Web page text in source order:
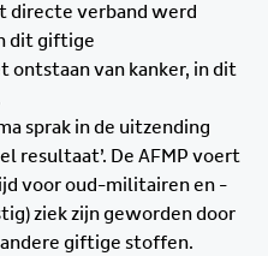
directe verband werd
dit giftige
ontstaan van kanker, in dit
sprak in de uitzending
resultaat’. De AFMP voert
voor oud-militairen en -
ziek zijn geworden door
giftige stoffen.